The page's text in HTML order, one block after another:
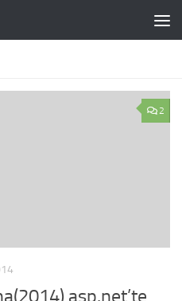
2
asp.net’te